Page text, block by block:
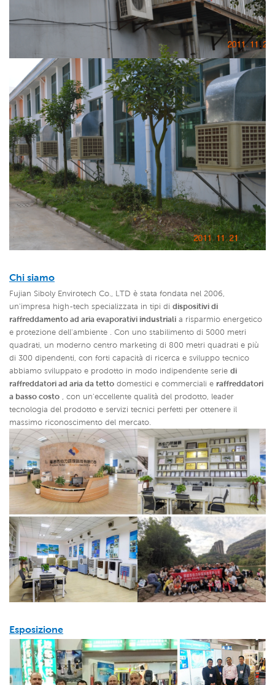
Chi siamo
Fujian Siboly Envirotech Co., LTD è stata fondata nel 2006,
un'impresa high-tech specializzata in tipi di dispositivi di
raffreddamento ad aria evaporativi industriali a risparmio energetico
e protezione dell'ambiente . Con uno stabilimento di 5000 metri
quadrati, un moderno centro marketing di 800 metri quadrati e più
di 300 dipendenti, con forti capacità di ricerca e sviluppo tecnico
abbiamo sviluppato e prodotto in modo indipendente serie di
raffreddatori ad aria da tetto domestici e commerciali e raffreddatori
a basso costo , con un'eccellente qualità del prodotto, leader
tecnologia del prodotto e servizi tecnici perfetti per ottenere il
massimo riconoscimento del mercato.
Esposizione